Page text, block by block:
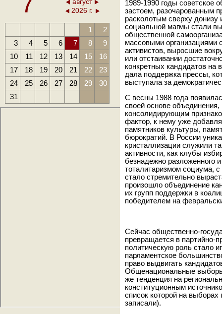
2026 г.
1
2
3
4 5 6 7 8
9
10
11 12 13 14 15
16
17
18 19 20 21 22
23
24
25 26 27 28 29
30
31
1989-1990 годы советское
застоем, разочарованным
расколотым сверху донизу
социальной магмы стали
общественной
массовыми организациями
активистов, выросшие
или отстаивании
конкретных кандидатов
дала поддержка прессы,
выступала за
С весны 1988 года
своей основе
консолидирующим
фактор, к нему уже
памятников культуры,
бюрократий. В России
кристаллизации служили
активности, как клубы
безнадежно разложенного
тоталитаризмом социума,
стало стремительно
произошло объединение
их групп поддержки в
победителем на
Сейчас общественно-
превращается в партийно-
политическую роль стало
парламентское
право выдвигать
Общенациональные выборы
же тенденция на
конституционным
список которой на
записали).